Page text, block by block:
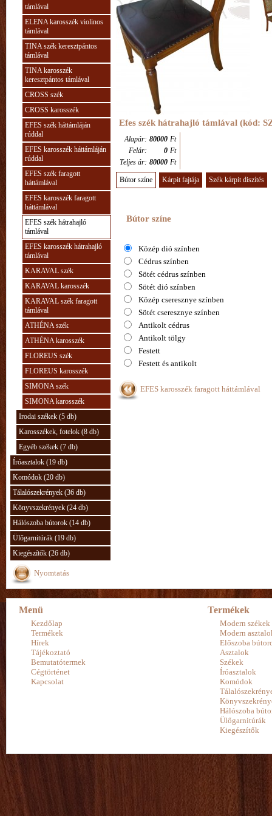
támlával
ELENA karosszék violinos
támlával
TINA szék keresztpántos
támlával
TINA karosszék
keresztpántos támlával
CROSS szék
CROSS karosszék
EFES szék háttámláján
rúddal
EFES karosszék háttámláján
rúddal
EFES szék faragott
háttámlával
EFES karosszék faragott
háttámlával
EFES szék hátrahajló
támlával
EFES karosszék hátrahajló
támlával
KARAVAL szék
KARAVAL karosszék
KARAVAL szék faragott
támlával
ATHÉNA szék
ATHÉNA karosszék
FLOREUS szék
FLOREUS karosszék
SIMONA szék
SIMONA karosszék
Irodai székek (5 db)
Karosszékek, fotelok (8 db)
Egyéb székek (7 db)
Íróasztalok (19 db)
Komódok (20 db)
Tálalószekrények (36 db)
Könyvszekrények (24 db)
Hálószoba bútorok (14 db)
Ülőgarnitúrák (19 db)
Kiegészítők (26 db)
Nyomtatás
Efes szék hátrahajló támlával (kód:
Alapár: 80000 Ft
Felár:
0 Ft
Teljes ár: 80000 Ft
Bútor színe Kárpit fajtája Szék kárpit diszítés
Bútor színe
Közép dió színben
Cédrus színben
Sötét cédrus színben
Sötét dió színben
Közép cseresznye színben
Sötét cseresznye színben
Antikolt cédrus
Antikolt tölgy
Festett
Festett és antikolt
EFES karosszék faragott háttámlával
Menü
Kezdőlap
Termékek
Hírek
Tájékoztató
Bemutatótermek
Cégtörténet
Kapcsolat
Termékek
Modern székek
Modern
Előszoba
Asztalok
Székek
Íróasztalok
Komódok
Hálószoba
Ülőgarnitúrák
Kiegészítők